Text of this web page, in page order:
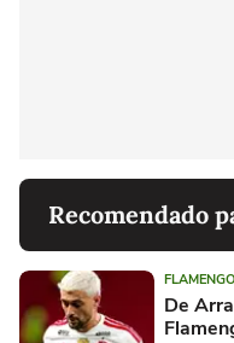
Recomendado
FLAMENGO
De